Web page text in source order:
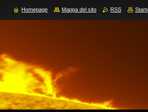
Homepage Mappa del sito RSS